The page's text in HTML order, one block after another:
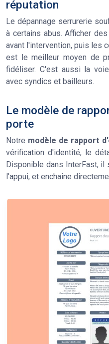
réputation
Le dépannage serrurerie
à certains abus. Afficher des
avant l'intervention, puis les
est le meilleur moyen de
fidéliser. C'est aussi la
avec syndics et bailleurs.
Le modèle de
porte
Notre modèle de rapport
vérification d'identité, le
Disponible dans InterFast,
l'appui, et enchaîne